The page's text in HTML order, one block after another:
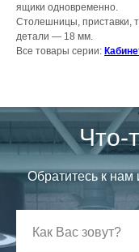
ящики одновременно.
Столешницы, приставки,
детали — 18 мм.
Все товары серии:
Что-
Обратитесь к